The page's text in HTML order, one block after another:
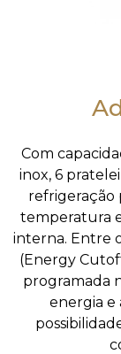
Com
inox, 6
refrigeração
temperatura
interna. Entre
(Energy
programada
energia e